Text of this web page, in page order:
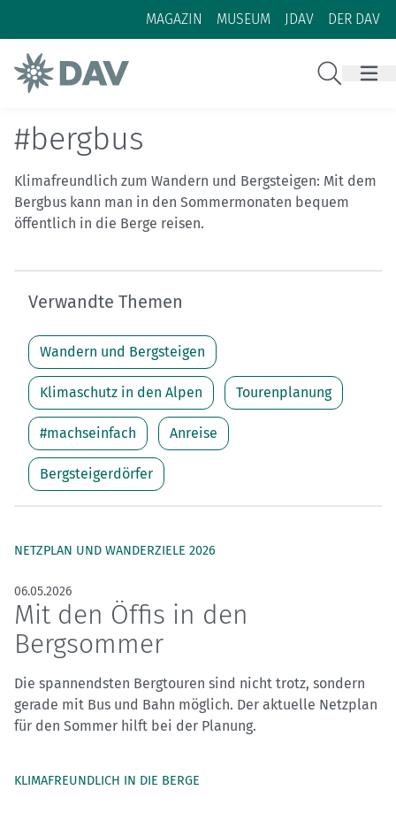
Zum Inhalt
Zur Footer-Navigation
MAGAZIN MUSEUM JDAV DER DAV
#bergbus
Klimafreundlich zum Wandern und Bergsteigen: Mit dem
Bergbus kann man in den Sommermonaten bequem
öffentlich in die Berge reisen.
Verwandte Themen
Wandern und Bergsteigen
Klimaschutz in den Alpen Tourenplanung
#machseinfach Anreise
Bergsteigerdörfer
NETZPLAN UND WANDERZIELE 2026
06.05.2026
Mit den Öffis in den
Bergsommer
Die spannendsten Bergtouren sind nicht trotz, sondern
gerade mit Bus und Bahn möglich. Der aktuelle Netzplan
für den Sommer hilft bei der Planung.
KLIMAFREUNDLICH IN DIE BERGE